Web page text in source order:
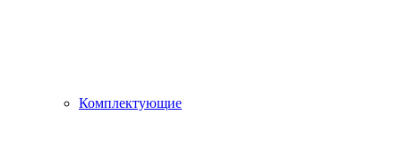
Комплектующие